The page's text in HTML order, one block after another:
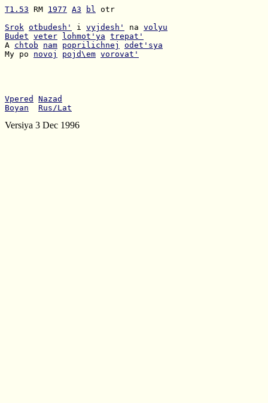
T1.53 RM 1977 A3 bl otr
Srok otbudesh' i vyjdesh' na volyu
Budet veter lohmot'ya trepat'
A chtob nam poprilichnej
odet'sya
My po novoj pojd\em vorovat'
Vpered
Nazad
Boyan
Rus/Lat
Versiya 3 Dec 1996